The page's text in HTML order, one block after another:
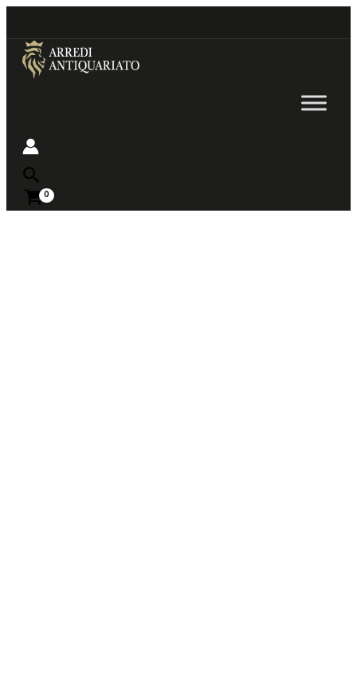
to
content
Near